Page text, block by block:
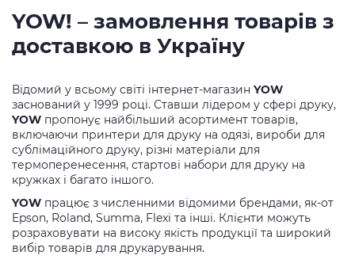
YOW! – замовлення товарів з
доставкою в Україну
Відомий у всьому світі інтернет-магазин YOW
заснований у 1999 році. Ставши лідером у сфері друку,
YOW пропонує найбільший асортимент товарів,
включаючи принтери для друку на одязі, вироби для
сублімаційного друку, різні матеріали для
термоперенесення, стартові набори для друку на
кружках і багато іншого.
YOW працює з численними відомими брендами, як-от
Epson, Roland, Summa, Flexi та інші. Клієнти можуть
розраховувати на високу якість продукції та широкий
вибір товарів для друкарування.